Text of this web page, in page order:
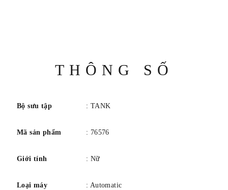
Khóa triển khai đôi có thể điều chỉnh bằng bộ vàng
trắng 18K đính kim cương.
THÔNG SỐ
Bộ sưu tập : TANK
Mã sản phẩm : 76576
Giới tính : Nữ
Loại máy : Automatic